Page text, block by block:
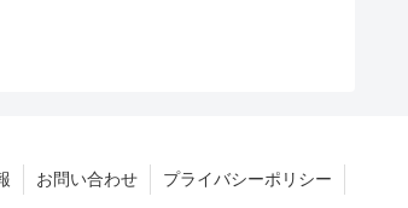
お問い合わせ プライバシーポリシー